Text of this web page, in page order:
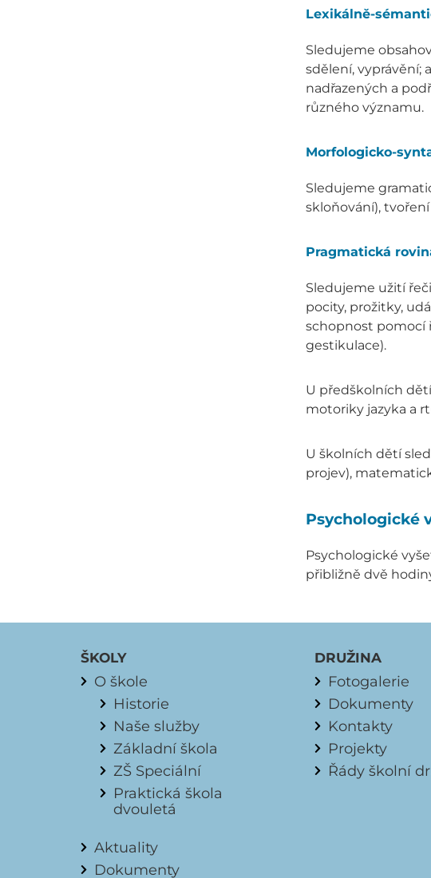
Lexikálně-
Sledujeme
sdělení, vyprávění;
nadřazených a
různého významu.
Morfologicko-
Sledujeme
skloňování),
Pragmatická
Sledujeme užití
pocity, prožitky,
schopnost pomocí
gestikulace).
U předškolních
motoriky jazyka a
U školních dětí
projev),
Psychologické
Psychologické
přibližně dvě
ŠKOLY
O škole
Historie
Naše služby
Základní škola
ZŠ Speciální
Praktická škola
dvouletá
Aktuality
Dokumenty
DRUŽINA
Fotogalerie
Dokumenty
Kontakty
Projekty
Řády školní